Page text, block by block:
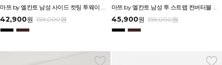
마쯔 by 엘칸토 남성 사이드 컷팅 투웨이 컴포트 샌들 3cm LCMW56M626
42,900원 159,000원
마쯔 by 엘칸토 남성 투 스트랩 컨버터블 샌들 2.5cm LCMW54M626
45,900원 159,000원